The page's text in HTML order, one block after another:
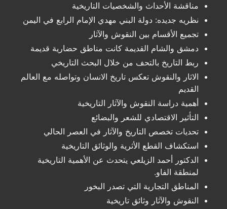
مناقشة الأحداث والشخصيات التاريخية
نظريه جديده: دولة البني مهدي الإمام الرابع في اليمن
تجميع الأقسام بين النقوش والآثار
دمشق والشام القديمة كانت مناطق حضارية قديمة
ربط التاريخ بالتحف من خلال البحث التاريخي
الاثار والنقوش تعكس تاريخ الانسان وتواصله مع العالم
القديم
أهمية دراسة النقوش والآثار التاريخية
التأثير الاقتصادي للشعر والبضائع
تحديات تخصص التاريخ والآثار في العصر الحالي
استكشاف القطع الأثرية والوثائق التاريخية
الدكتور أحمد الزيلعي يتحدث عن الأهمية التاريخية
لمنطقة الفاو.
المناطق التجارية التي تصدر البخور
النقوش والآثار وثائق تاريخية